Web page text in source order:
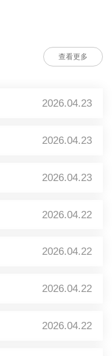
查看更多
2026.04.23
2026.04.23
2026.04.23
2026.04.22
2026.04.22
2026.04.22
2026.04.22